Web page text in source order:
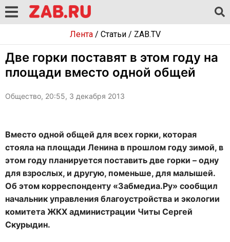
Лента/ Статьи/ ZAB.TV
Две горки поставят в этом году на
площади вместо одной общей
Общество, 20:55, 3 декабря 2013
Вместо одной общей для всех горки, которая
стояла на площади Ленина в прошлом году зимой, в
этом году планируется поставить две горки – одну
для взрослых, и другую, поменьше, для малышей.
Об этом корреспонденту «Забмедиа.Ру» сообщил
начальник управления благоустройства и экологии
комитета ЖКХ администрации Читы Сергей
Скурыдин.